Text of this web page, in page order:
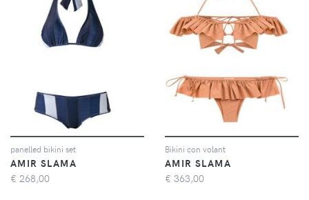
panelled bikini set
AMIR SLAMA
€ 268,00
Bikini con volant
AMIR SLAMA
€ 363,00